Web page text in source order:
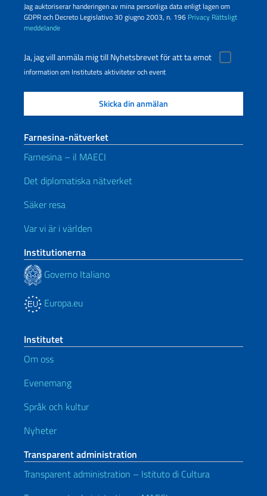
Jag auktoriserar handeringen av mina personliga data enligt lagen om
GDPR och Decreto Legislativo 30 giugno 2003, n. 196 Privacy Rättsligt
meddelande
Ja, jag vill anmäla mig till Nyhetsbrevet för att ta emot
information om Institutets aktiviteter och event
Farnesina-nätverket
Farnesina – il MAECI
Det diplomatiska nätverket
Säker resa
Var vi är i världen
Institutionerna
Governo Italiano
Europa.eu
Institutet
Om oss
Evenemang
Språk och kultur
Nyheter
Transparent administration
Transparent administration – Istituto di Cultura